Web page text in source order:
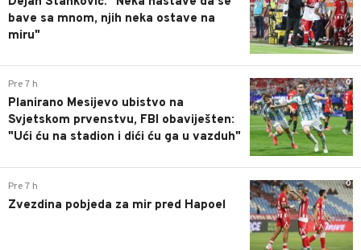
bave sa mnom, njih neka ostave na
miru"
0
Pre 7 h
Planirano Mesijevo ubistvo na
Svjetskom prvenstvu, FBI obaviješten:
"Ući ću na stadion i dići ću ga u vazduh"
0
Pre 7 h
Zvezdina pobjeda za mir pred Hapoel